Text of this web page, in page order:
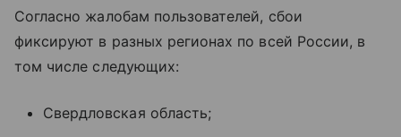
Согласно жалобам пользователей, сбои
фиксируют в разных регионах по всей России, в
том числе следующих:
Свердловская область;